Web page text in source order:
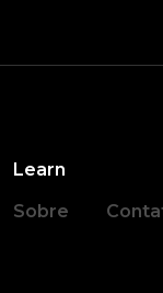
Learn
Sobre